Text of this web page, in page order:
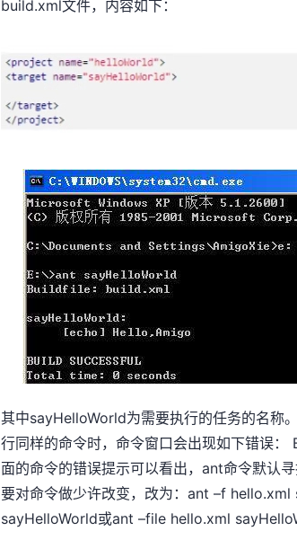
build.xml文件，内容如下：
其中sayHelloWorld为需要执行的任务的名称
行同样的命令时，命令窗口会出现如下错误
面的命令的错误提示可以看出，ant命令默认
要对命令做少许改变，改为：ant –f
sayHelloWorld或ant –file hello.xml